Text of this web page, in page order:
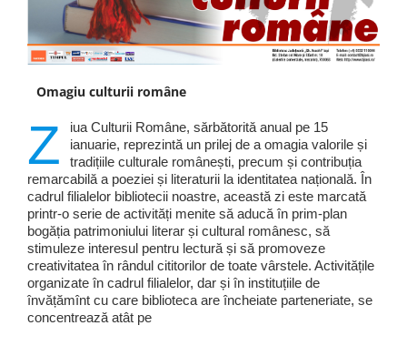
Omagiu culturii române
Z
iua Culturii Române, sărbătorită anual pe 15
ianuarie, reprezintă un prilej de a omagia valorile și
tradițiile culturale românești, precum și contribuția
remarcabilă a poeziei și literaturii la identitatea națională. În
cadrul filialelor bibliotecii noastre, această zi este marcată
printr-o serie de activități menite să aducă în prim-plan
bogăția patrimoniului literar și cultural românesc, să
stimuleze interesul pentru lectură și să promoveze
creativitatea în rândul cititorilor de toate vârstele. Activitățile
organizate în cadrul filialelor, dar și în instituțiile de
învățămînt cu care biblioteca are încheiate parteneriate, se
concentrează atât pe